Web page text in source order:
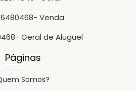
- Venda
- Geral de Aluguel
Páginas
Somos?